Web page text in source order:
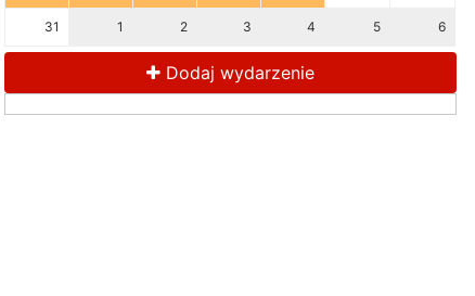
31 1 2 3 4 5 6
Dodaj wydarzenie